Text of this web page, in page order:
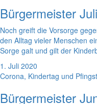
Bürgermeister
Noch greift die Vorsorge
den Alltag vieler Menschen
Sorge galt und gilt der
1. Juli 2020
Corona, Kindertag und
Bürgermeister